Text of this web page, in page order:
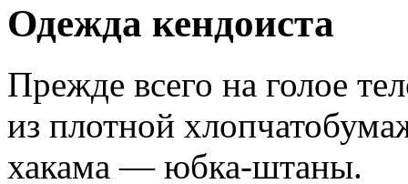
Одежда кендоиста
Прежде всего на голое
из плотной
хакама — юбка-штаны.